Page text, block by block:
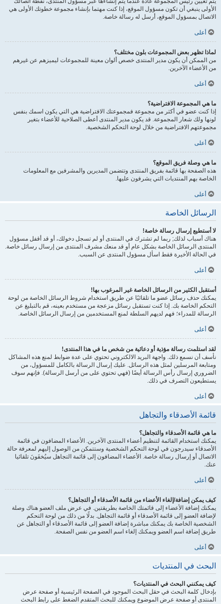
الأولى ينبغي أن تكون مسؤول الموقع، إذا كنت مهتما بإنشاء مجموعة خطوتك الأولى هي
الاتصال بمسؤول الموقع، أرسل له رسالة خاصة.
أعلى
لماذا تظهر بعض المجموعات بلون مختلف؟
من الممكن أن يكون مدير المنتدى خصص ألوان معينة للمجموعات ليميزهم عن غيرهم
من الأعضاء الآخرين.
أعلى
ما هي المجموعة الافتراضية؟
إذا كنت عضو في أكثر من مجموعة فمجموعتك الافتراضية هي التي يكون اسمك بنفس
لونها ولك شعار المجموعة. قد يكون مدير المنتدى أعطى الصلاحية للأعضاء بتغير
مجموعتهم الافتراضية من خلال لوحة التحكم الشخصية.
أعلى
ما هي وصلة فريق الموقع؟
هذه الصفحة بها قائمة بفريق المنتدى وتتضمن المديرين والمشرفين مع المعلومات
الخاصة بهم المنتديات التي يشرفون عليها.
أعلى
الرسائل الخاصة
لا أستطيع إرسال رسالة خاصة!
هناك أسباب لذلك; ربما لم تشترك في المنتدى أو لم تسجل دخولك، أو قد أقفل مسؤول
المنتدى الرسائل الخاصة بشكل عام أو قد منعك مشرف المنتدى من إرسال رسائل خاصة.
في الحالة الأخيرة فقط اسأل مسؤول المنتدى عن السبب.
أعلى
أستقبل الكثير من الرسائل الخاصة غير المرغوب بها!
يمكنك حذف رسائل عضو ما تلقائيًا عن طريق استخدام شروط الرسائل الخاصة من لوحة
التحكم الخاصة بك. إذا كنت تستقبل رسائل مزعجة من مستخدم بعينه، قم بالتبليغ عن
الرسالة للمدراء؛ فهم لديهم السلطة لمنع المستخدمين من إرسال الرسائل الخاصة.
أعلى
لقد استلمت رسالة مؤذية أو دعائية من شخص ما في هذا المنتدى!
نأسف أن نسمع ذلك. واجهة البريد الالكتروني تحتوي على عدة ضوابط لمنع هذه المشاكل
ومتابعة المرسلين لمثل هذه الرسائل. عليك إرسال الرسالة بالكامل للمسؤول، من
الضروري إرسال رأس الرسالة أيضًا (فهي تحتوي على من أرسل الرسالة). فإنهم سوف
يستطيعون التصرف في ذلك.
أعلى
قائمة الأصدقاء والتجاهل
ما هي قائمة الأصدقاء والتجاهل؟
يمكنك استخدام القائمة لتنظيم أعضاء المنتدى الآخرين. الأعضاء المضافون في قائمة
الأصدقاء سيدرجون في لوحة التحكم الشخصية وستتمكن من الوصول إليهم لمعرفة حالة
الاتصال أو إرسال رسالة خاصة. الأعضاء المضافون إلى قائمة التجاهل سيُخفَونَ تلقائيا
عنك.
أعلى
كيف يمكن إضافة/إلغاء الأعضاء من قائمة الأصدقاء أو التجاهل؟
يمكنك إضافة الأعضاء إلى قائمتك الخاصة بطريقتين. في عرض ملف العضو هناك وصلة
لإضافة العضو إلى قائمة الأصدقاء أو قائمة التجاهل. بدلًا من ذلك من لوحة التحكم
الشخصية الخاصة بك يمكنك مباشرة إضافة العضو إلى قائمة الأصدقاء أو التجاهل عن
طريق إضافة اسم العضو ويمكنك إلغاء اسم العضو من نفس الصفحة.
أعلى
البحث في المنتديات
كيف يمكنني البحث في المنتديات؟
بإدخال كلمة البحث في حقل البحث الموجود في الصفحة الرئيسية أو صفحة عرض
المنتدى أو صفحة عرض الموضوع ويمكنك للبحث المتقدم الضغط على رابط البحث